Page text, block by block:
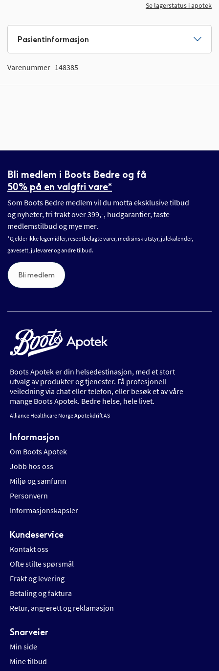
Se lagerstatus i apotek
Pasientinformasjon
Varenummer 148385
Bli medlem i Boots Bedre og få
50% på en valgfri vare*
Som Boots Bedre medlem vil du motta eksklusive tilbud
og nyheter, fri frakt over 399,-, hudgarantier, faste
medlemstilbud og mye mer.
*Gjelder ikke legemidler, reseptbelagte varer, medisinsk utstyr, julekalender,
gavesett, julevarer og andre tilbud.
Bli medlem
Boots Apotek er din helsedestinasjon, med et stort
utvalg av produkter og tjenester. Få profesjonell
veiledning via chat eller telefon, eller besøk et av våre
mange Boots Apotek. Bedre helse, hele livet.
Alliance Healthcare Norge Apotekdrift AS
Informasjon
Om Boots Apotek
Jobb hos oss
Miljø og samfunn
Personvern
Informasjonskapsler
Kundeservice
Kontakt oss
Ofte stilte spørsmål
Frakt og levering
Betaling og faktura
Retur, angrerett og reklamasjon
Snarveier
Min side
Mine tilbud